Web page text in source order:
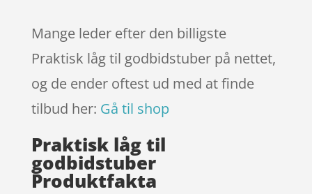
Mange leder efter den billigste
Praktisk låg til godbidstuber på nettet,
og de ender oftest ud med at finde
tilbud her: Gå til shop
Praktisk låg til
godbidstuber
Produktfakta